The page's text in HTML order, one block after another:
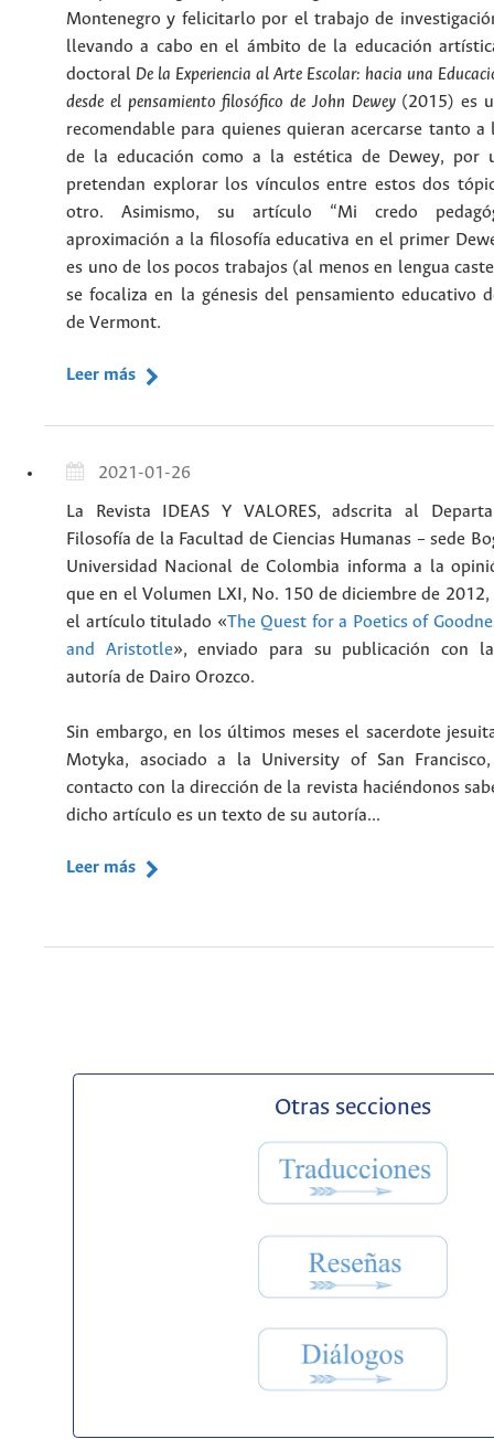
Montenegro y felicitarlo por el trabajo de
llevando a cabo en el ámbito de la educación
doctoral De la Experiencia al Arte Escolar: hacia una
desde el pensamiento filosófico de John Dewey(2015) es
recomendable para quienes quieran acercarse tanto
de la educación como a la estética de Dewey, por
pretendan explorar los vínculos entre estos dos
otro. Asimismo, su artículo “Mi credo
aproximación a la filosofía educativa en el primer
es uno de los pocos trabajos (al menos en lengua
se focaliza en la génesis del pensamiento educativo
de Vermont.
Leer más
2021-01-26
La Revista IDEAS Y VALORES, adscrita al
Filosofía de la Facultad de Ciencias Humanas – sede
Universidad Nacional de Colombia informa a la
que en el Volumen LXI, No. 150 de diciembre de
el artículo titulado «The Quest for a Poetics of
and Aristotle», enviado para su publicación con
autoría de Dairo Orozco.
Sin embargo, en los últimos meses el sacerdote
Motyka, asociado a la University of San
contacto con la dirección de la revista haciéndonos
dicho artículo es un texto de su autoría...
Leer más
Otras secciones